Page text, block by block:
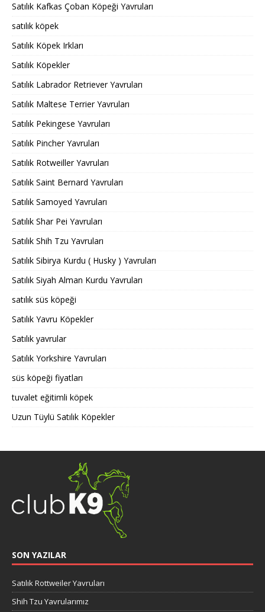
Satılık Kafkas Çoban Köpeği Yavruları
satılık köpek
Satılık Köpek Irkları
Satılık Köpekler
Satılık Labrador Retriever Yavruları
Satılık Maltese Terrier Yavruları
Satılık Pekingese Yavruları
Satılık Pincher Yavruları
Satılık Rotweiller Yavruları
Satılık Saint Bernard Yavruları
Satılık Samoyed Yavruları
Satılık Shar Pei Yavruları
Satılık Shih Tzu Yavruları
Satılık Sibirya Kurdu ( Husky ) Yavruları
Satılık Siyah Alman Kurdu Yavruları
satılık süs köpeği
Satılık Yavru Köpekler
Satılık yavrular
Satılık Yorkshire Yavruları
süs köpeği fiyatları
tuvalet eğitimli köpek
Uzun Tüylü Satılık Köpekler
SON YAZILAR
Satılık Rottweiler Yavruları
Shih Tzu Yavrularımız